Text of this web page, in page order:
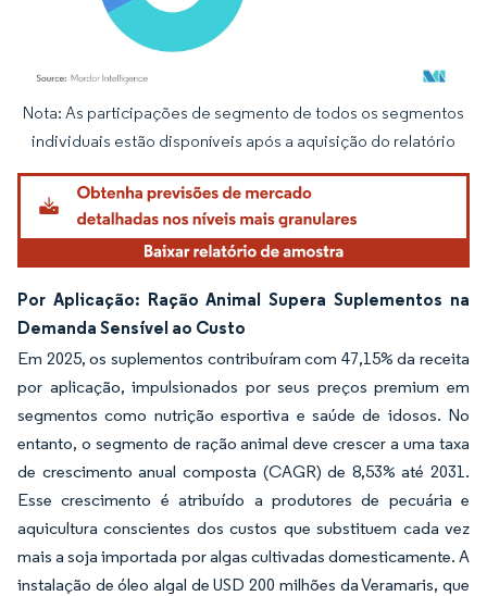
Imagem © Mordor Intelligence. O reuso requer atribuição conforme CC BY 4.0.
Nota: As participações de segmento de todos os segmentos
individuais estão disponíveis após a aquisição do relatório
Por Aplicação: Ração Animal Supera Suplementos na
Demanda Sensível ao Custo
Em 2025, os suplementos contribuíram com 47,15% da receita
por aplicação, impulsionados por seus preços premium em
segmentos como nutrição esportiva e saúde de idosos. No
entanto, o segmento de ração animal deve crescer a uma taxa
de crescimento anual composta (CAGR) de 8,53% até 2031.
Esse crescimento é atribuído a produtores de pecuária e
aquicultura conscientes dos custos que substituem cada vez
mais a soja importada por algas cultivadas domesticamente. A
instalação de óleo algal de USD 200 milhões da Veramaris, que